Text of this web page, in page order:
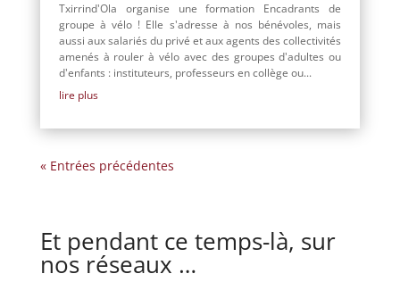
Txirrind'Ola organise une formation Encadrants de
groupe à vélo ! Elle s'adresse à nos bénévoles, mais
aussi aux salariés du privé et aux agents des collectivités
amenés à rouler à vélo avec des groupes d'adultes ou
d'enfants : instituteurs, professeurs en collège ou...
lire plus
« Entrées précédentes
Et pendant ce temps-là, sur
nos réseaux …